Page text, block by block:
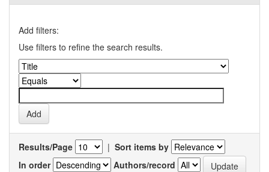
Add filters:
Use filters to refine the search results.
Results/Page | Sort items by
In order
Authors/record